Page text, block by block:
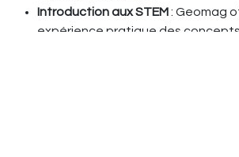
Introduction aux STEM: Geomag
expérience pratique des concepts